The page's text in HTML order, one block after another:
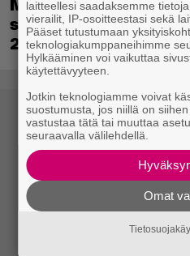
saapuu ensi kuussa
2 päivättiin
laitteellesi saadaksemme
vierailit, IP-osoitteestasi sekä
Pääset tutustumaan
teknologiakumppaneihimme
Hylkääminen voi vaikuttaa
käytettävyyteen.
Jotkin teknologiamme voivat
suostumusta, jos niillä on
vastustaa tätä tai muuttaa
seuraavalla välilehdellä.
Omat